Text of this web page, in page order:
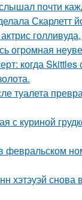
почти
Скарлетт
огромная
когда Skittles
туалета
с куриной
февральском
хэтэуэй снова